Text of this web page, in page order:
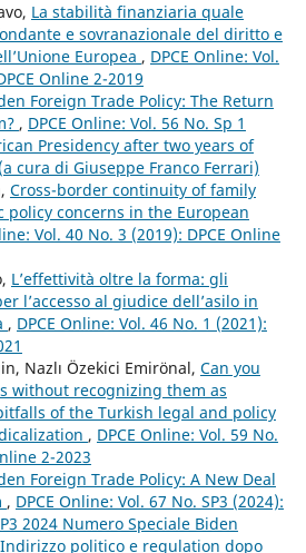
La stabilità finanziaria quale
e sovranazionale del diritto e
Europea , DPCE Online: Vol.
Online 2-2019
Foreign Trade Policy: The Return
, DPCE Online: Vol. 56 No. Sp 1
Presidency after two years of
cura di Giuseppe Franco Ferrari)
Cross-border continuity of family
policy concerns in the European
Vol. 40 No. 3 (2019): DPCE Online
L’effettività oltre la forma: gli
l’accesso al giudice dell’asilo in
, DPCE Online: Vol. 46 No. 1 (2021):
Nazlı Özekici Emirönal, Can you
without recognizing them as
of the Turkish legal and policy
, DPCE Online: Vol. 59 No.
2-2023
Foreign Trade Policy: A New Deal
, DPCE Online: Vol. 67 No. SP3 (2024):
2024 Numero Speciale Biden
Indirizzo politico e regulation dopo